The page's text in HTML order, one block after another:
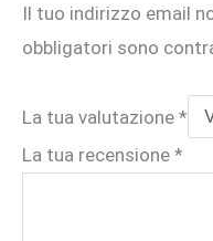
Il tuo indirizzo email
obbligatori sono
La tua valutazione *
La tua recensione *